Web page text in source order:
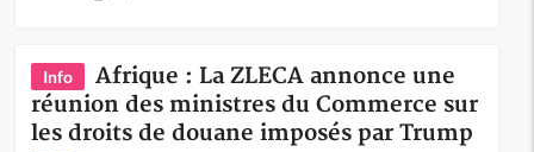
Info
Afrique : La ZLECA annonce une
réunion des ministres du Commerce sur
les droits de douane imposés par Trump